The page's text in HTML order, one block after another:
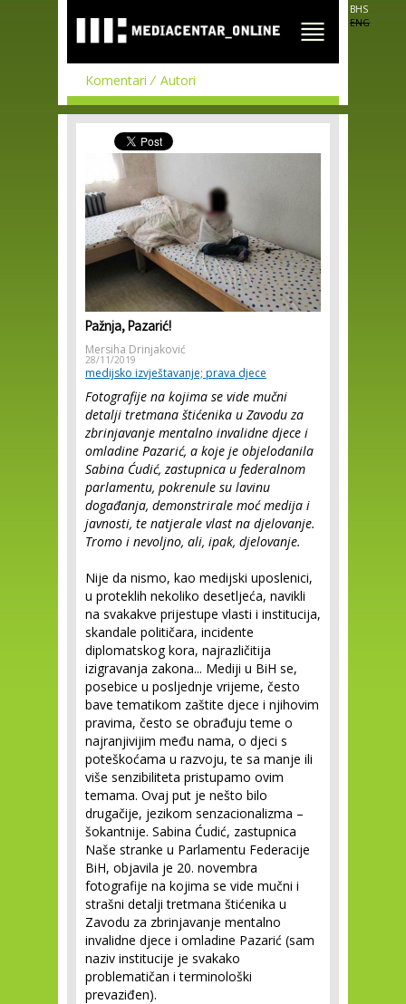
main
content
BHS
ENG
Komentari Autori
Pažnja, Pazarić!
Mersiha Drinjaković
28/11/2019
medijsko izvještavanje; prava djece
Fotografije na kojima se vide mučni
detalji tretmana štićenika u Zavodu za
zbrinjavanje mentalno invalidne djece i
omladine Pazarić, a koje je objelodanila
Sabina Ćudić, zastupnica u federalnom
parlamentu, pokrenule su lavinu
događanja, demonstrirale moć medija i
javnosti, te natjerale vlast na djelovanje.
Tromo i nevoljno, ali, ipak, djelovanje.
Nije da nismo, kao medijski uposlenici,
u proteklih nekoliko desetljeća, navikli
na svakakve prijestupe vlasti i institucija,
skandale političara, incidente
diplomatskog kora, najrazličitija
izigravanja zakona... Mediji u BiH se,
posebice u posljednje vrijeme, često
bave tematikom zaštite djece i njihovim
pravima, često se obrađuju teme o
najranjivijim među nama, o djeci s
poteškoćama u razvoju, te sa manje ili
više senzibiliteta pristupamo ovim
temama. Ovaj put je nešto bilo
drugačije, jezikom senzacionalizma –
šokantnije. Sabina Ćudić, zastupnica
Naše stranke u Parlamentu Federacije
BiH, objavila je 20. novembra
fotografije na kojima se vide mučni i
strašni detalji tretmana štićenika u
Zavodu za zbrinjavanje mentalno
invalidne djece i omladine Pazarić (sam
naziv institucije je svakako
problematičan i terminološki
prevaziđen).